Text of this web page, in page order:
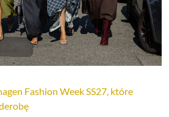
Fashion Week SS27, które